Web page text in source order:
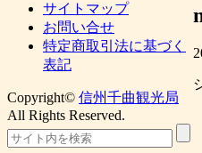
サイトマップ
お問い合せ
特定商取引法に基づく
表記
Copyright© 信州千曲観光局
All Rights Reserved.